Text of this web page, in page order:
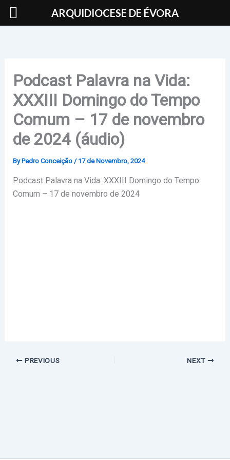
Skip
Podcast Palavra na Vida:
XXXIII Domingo do Tempo
Comum – 17 de novembro
de 2024 (áudio)
By Pedro Conceição / 17 de Novembro, 2024
Podcast Palavra na Vida: XXXIII Domingo do Tempo
Comum – 17 de novembro de 2024
PREVIOUS NEXT
ARQUIDIOCESE DE ÉVORA